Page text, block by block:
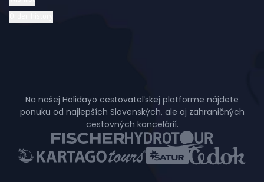
Na našej Holidayo cestovateľskej platforme nájdete
ponuku od najlepších Slovenských, ale aj zahraničných
cestovných kancelárií.